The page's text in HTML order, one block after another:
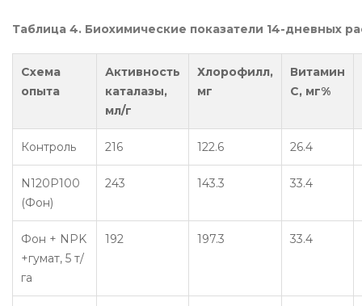
Таблица 4. Биохимические показатели 14-дневных
Схема
опыта
Активность
каталазы,
мл/г
Хлорофилл,
мг
Витамин
С, мг%
Контроль 216 122.6 26.4
N120P100
(Фон)
243 143.3 33.4
Фон + NPK
+гумат, 5 т/
га
192 197.3 33.4